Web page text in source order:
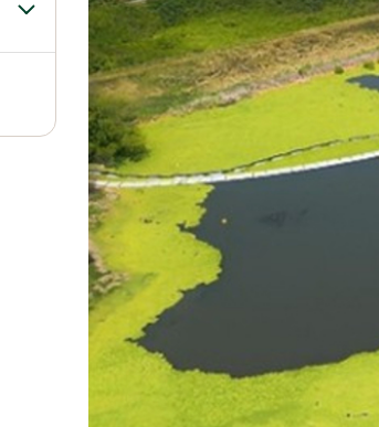
Alternar el submenú para Redes sociales